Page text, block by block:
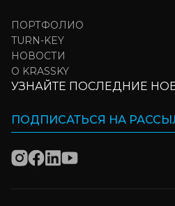
ПОРТФОЛИО
TURN-KEY
НОВОСТИ
О KRASSKY
УЗНАЙТЕ ПОСЛЕДНИЕ
ПОДПИСАТЬСЯ НА